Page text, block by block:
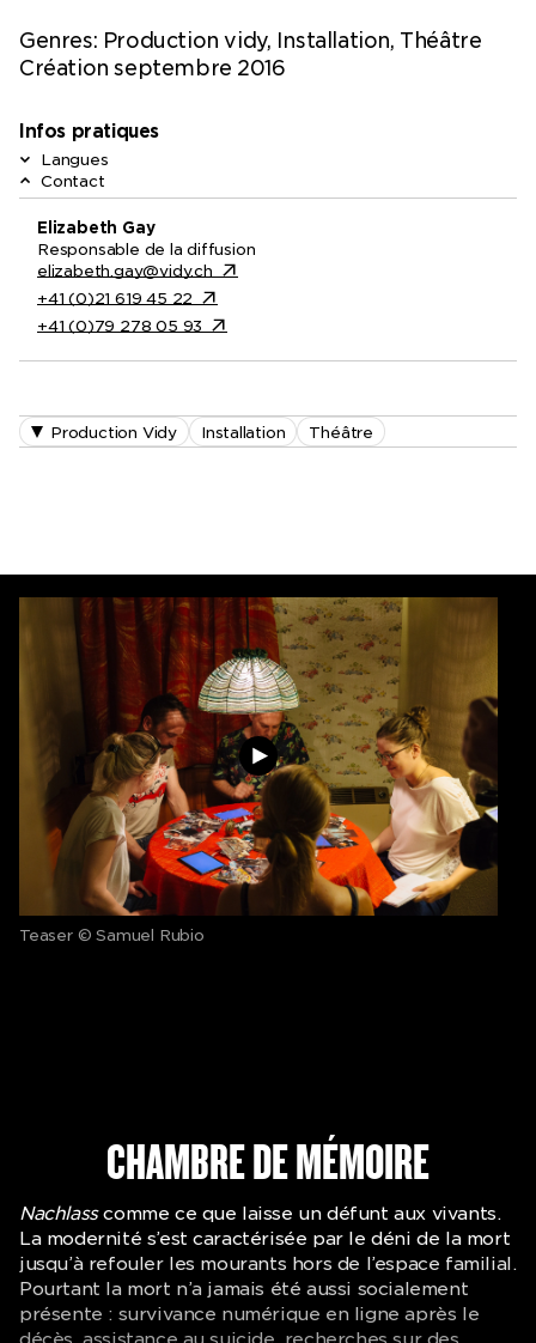
Genres: Production vidy, Installation, Théâtre
Création septembre 2016
Infos pratiques
Langues
Contact
Elizabeth Gay
Responsable de la diffusion
elizabeth.gay@vidy.ch
+41 (0)21 619 45 22
+41 (0)79 278 05 93
Production Vidy Installation Théâtre
Teaser © Samuel Rubio
CHAMBRE DE MÉMOIRE
Nachlasscomme ce que laisse un défunt aux vivants.
La modernité s’est caractérisée par le déni de la mort
jusqu’à refouler les mourants hors de l’espace familial.
Pourtant la mort n’a jamais été aussi socialement
présente : survivance numérique en ligne après le